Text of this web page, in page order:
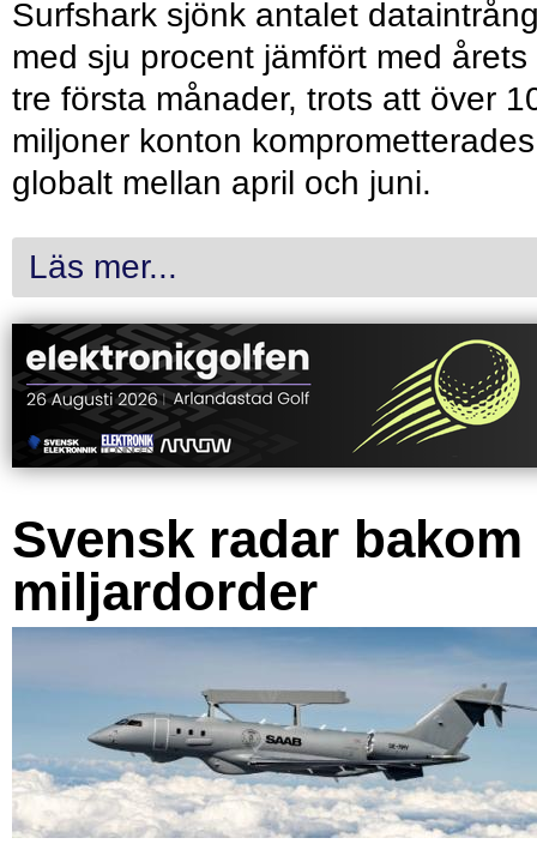
Surfshark sjönk antalet
med sju procent jämfört med årets
tre första månader, trots att över
miljoner konton komprometterades
globalt mellan april och juni.
Läs mer...
Svensk radar bakom
miljardorder